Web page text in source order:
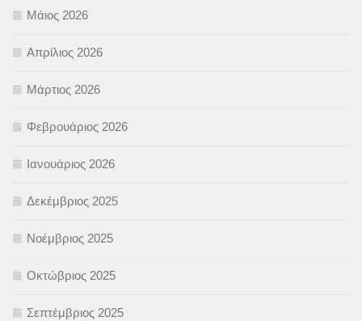
Μάιος 2026
Απρίλιος 2026
Μάρτιος 2026
Φεβρουάριος 2026
Ιανουάριος 2026
Δεκέμβριος 2025
Νοέμβριος 2025
Οκτώβριος 2025
Σεπτέμβριος 2025